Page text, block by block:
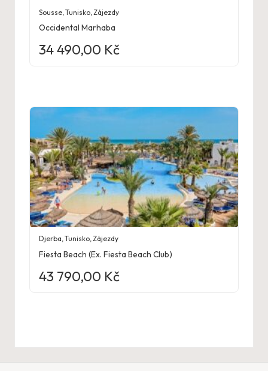
Sousse ,Tunisko Zájezdy
Occidental Marhaba
34 490,00 Kč
Djerba,Tunisko,Zájezdy
Fiesta Beach (Ex. Fiesta Beach Club)
43 790,00 Kč